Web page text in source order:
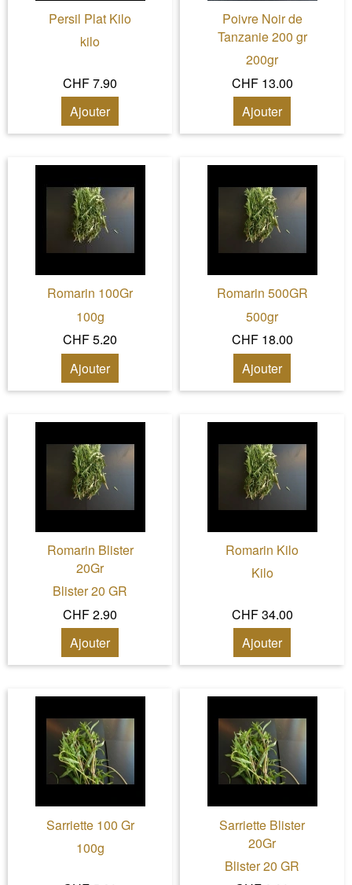
Persil Plat Kilo
kilo
CHF 7.90
Ajouter
Poivre Noir de
Tanzanie 200 gr
200gr
CHF 13.00
Ajouter
Romarin 100Gr
100g
CHF 5.20
Ajouter
Romarin 500GR
500gr
CHF 18.00
Ajouter
Romarin Blister
20Gr
Blister 20 GR
CHF 2.90
Ajouter
Romarin Kilo
Kilo
CHF 34.00
Ajouter
Sarriette 100 Gr
100g
Sarriette Blister
20Gr
Blister 20 GR